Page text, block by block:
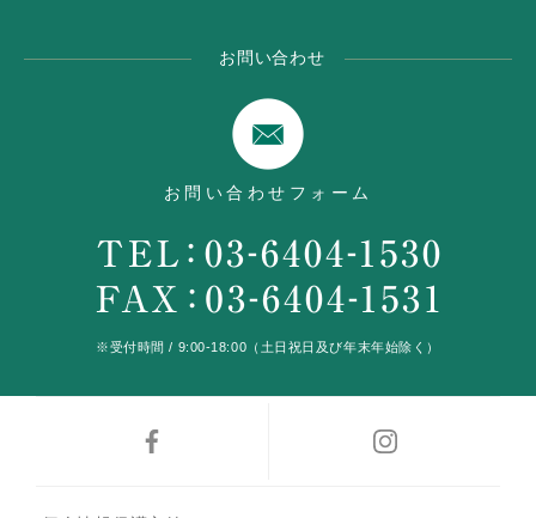
お問い合わせ
お問い合わせフォーム
※受付時間 / 9:00-18:00（土日祝日及び年末年始除く）